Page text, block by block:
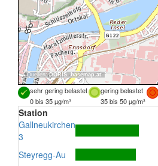
Quellen:DORIS, basemap.at
sehr gering belastet gering belastet
0 bis 35 µg/m³
35 bis 50 µg/m³
Station
Gallneukirchen
3
Steyregg-Au